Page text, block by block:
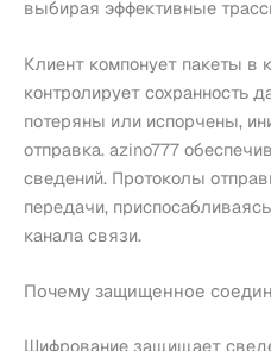
выбирая эффективные
Клиент компонует пакеты в
контролирует сохранность
потеряны или испорчены,
отправка. azino777
сведений. Протоколы
передачи,
канала связи.
Почему защищенное
Шифрование защищает